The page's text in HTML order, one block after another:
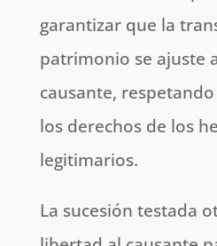
garantizar que la
patrimonio se ajuste
causante,
los derechos de los
legitimarios.
La sucesión testada